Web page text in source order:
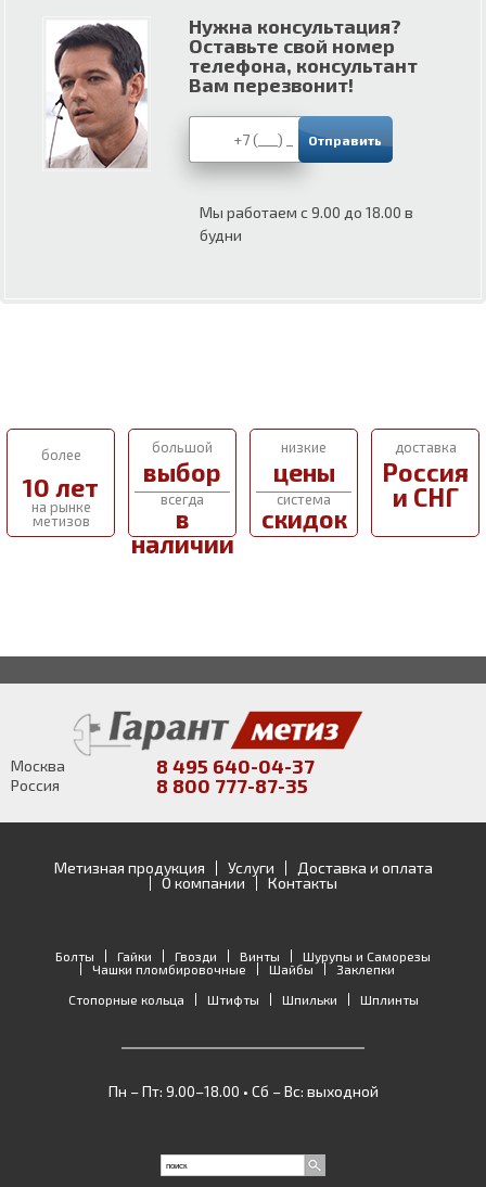
Нужна консультация?
Оставьте свой номер
телефона, консультант
Вам перезвонит!
Мы работаем с 9.00 до 18.00 в
будни
более
10 лет
на рынке
метизов
большой
выбор
всегда
в
наличии
низкие
цены
система
скидок
доставка
Россия
и СНГ
Москва 8 495 640-04-37
Россия 8 800 777-87-35
Метизная продукция Услуги
Доставка и оплата
О компании
Контакты
Болты Гайки Гвозди Винты
Шурупы и Саморезы
Чашки пломбировочные
Шайбы
Заклепки
Стопорные кольца
Штифты Шпильки Шплинты
Пн – Пт: 9.00–18.00 • Сб – Вс: выходной